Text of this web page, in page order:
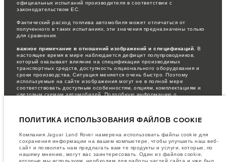
официальных испытаний производителя в соответствии с
законодательством ЕС.
Фактический расход топлива автомобиля может отличаться от
полученного в таких испытаниях, эти значения предназначены только
для сравнения.
важное примечание в отношений изображений и спецификаций. В
настоящее время в мире наблюдается дефицит полупроводников,
который оказывает влияние на спецификации производимых
транспортных средств, доступность опционального оборудования и
сроки производства. Ситуация меняется очень быстро. Поэтому
используемые на сайте изображения могут не в полной мере
соответствовать доступным особенностям, опциям, комплектациям и
цветовым схемам автомобилей. Подробную информацию о
веб-сайте указаны для европейских комплектаций автомобилей. Они
предварительного уведомления. Некоторые автомобили показаны с
дополнительным оборудованием, которое может быть недоступно для
некоторых рынков. Пожалуйста, свяжитесь с местным дилером, чтобы
узнать о наличии товаров и ценах в вашем регионе.
ПОЛИТИКА ИСПОЛЬЗОВАНИЯ ФАЙЛОВ COOKIE
Компания Jaguar Land Rover намерена использовать файлы cookie для
сохранения информации на вашем компьютере, чтобы улучшить наш веб-
сайт и позволить нам предлагать вам те продукты и услуги, которые, по
нашему мнению, могут вас заинтересовать. Один из файлов cookie,